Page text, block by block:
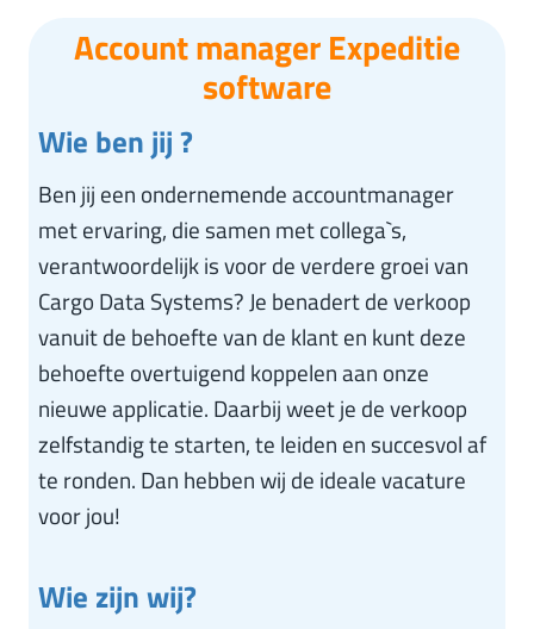
Account manager Expeditie
software
Wie ben jij ?
Ben jij een ondernemende accountmanager
met ervaring, die samen met collega`s,
verantwoordelijk is voor de verdere groei van
Cargo Data Systems? Je benadert de verkoop
vanuit de behoefte van de klant en kunt deze
behoefte overtuigend koppelen aan onze
nieuwe applicatie. Daarbij weet je de verkoop
zelfstandig te starten, te leiden en succesvol af
te ronden. Dan hebben wij de ideale vacature
voor jou!
Wie zijn wij?